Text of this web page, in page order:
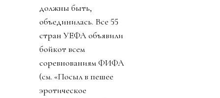
должны быть,
объединилась. Все 55
стран УЕФА объявили
бойкот всем
соревнованиям ФИФА
(см. «Посыл в пешее
эротическое